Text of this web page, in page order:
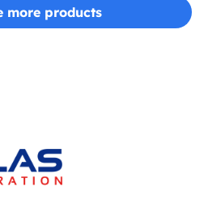
more products